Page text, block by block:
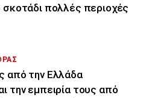
πολλές περιοχές
από την Ελλάδα
την εμπειρία τους από